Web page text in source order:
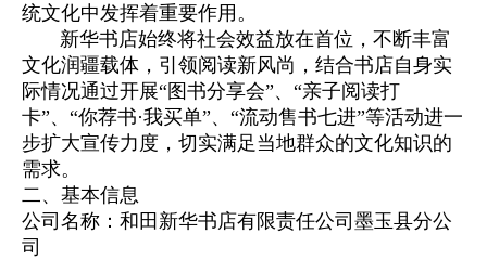
统文化中发挥着重要作用。
新华书店始终将社会效益放在首位，不断丰富
文化润疆载体，引领阅读新风尚，结合书店自身实
际情况通过开展“图书分享会”、“亲子阅读打
卡”、“你荐书·我买单”、“流动售书七进”等活动进一
步扩大宣传力度，切实满足当地群众的文化知识的
需求。
二、基本信息
公司名称：和田新华书店有限责任公司墨玉县分公
司